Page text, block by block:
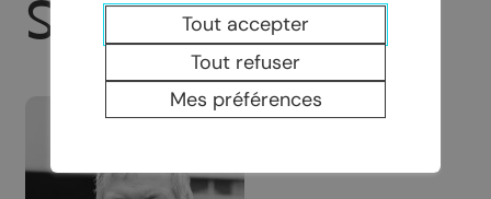
SA
Tout accepter
Tout refuser
Mes préférences